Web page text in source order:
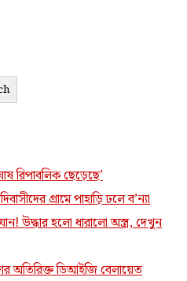
রিপাবলিক ছেড়েছে’
গ্রামে পাহাড়ি ঢলে ব’ন্যা
উদ্ধার হলো ধারালো অস্ত্র, দেখুন
অতিরিক্ত ডিআইজি বেলায়েত